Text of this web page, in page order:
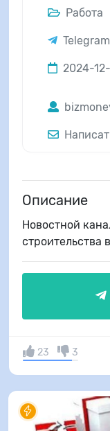
Работа
2024-
Описание
Новостной
строительства
23 3